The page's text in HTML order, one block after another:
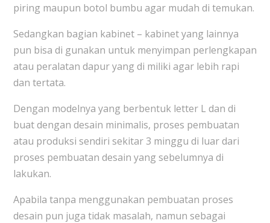
piring maupun botol bumbu agar mudah di temukan.
Sedangkan bagian kabinet – kabinet yang lainnya
pun bisa di gunakan untuk menyimpan perlengkapan
atau peralatan dapur yang di miliki agar lebih rapi
dan tertata.
Dengan modelnya yang berbentuk letter L dan di
buat dengan desain minimalis, proses pembuatan
atau produksi sendiri sekitar 3 minggu di luar dari
proses pembuatan desain yang sebelumnya di
lakukan.
Apabila tanpa menggunakan pembuatan proses
desain pun juga tidak masalah, namun sebagai